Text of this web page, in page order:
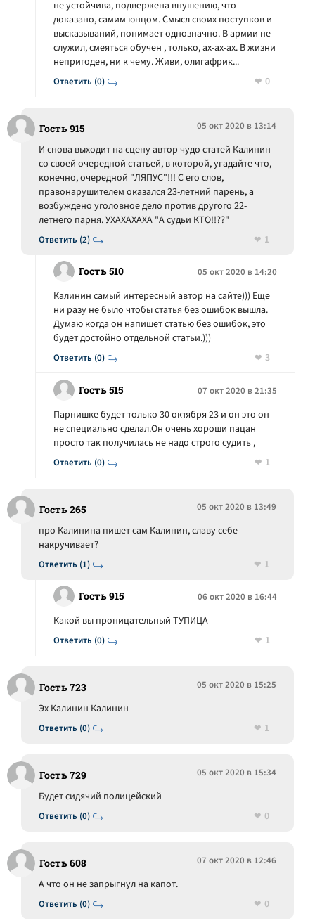
Ответить (0)
не устойчива, подвержена внушению, что
доказано, самим юнцом. Смысл своих поступков и
высказываний, понимает однозначно. В армии не
служил, смеяться обучен , только, ах-ах-ах. В жизни
непригоден, ни к чему. Живи, олигафрик...
0
Гость 915 05 окт 2020 в 13:14
Ответить (2)
И снова выходит на сцену автор чудо статей Калинин
со своей очередной статьей, в которой, угадайте что,
конечно, очередной "ЛЯПУС"!!! С его слов,
правонарушителем оказался 23-летний парень, а
возбуждено уголовное дело против другого 22-
летнего парня. УХАХАХАХА "А судьи КТО!!??"
1
Гость 510 05 окт 2020 в 14:20
Ответить (0)
Калинин самый интересный автор на сайте))) Еще
ни разу не было чтобы статья без ошибок вышла.
Думаю когда он напишет статью без ошибок, это
будет достойно отдельной статьи.)))
3
Гость 515 07 окт 2020 в 21:35
Ответить (0)
Парнишке будет только 30 октября 23 и он это он
не специально сделал.Он очень хороши пацан
просто так получилась не надо строго судить ,
1
Гость 265 05 окт 2020 в 13:49
Ответить (1)
про Калинина пишет сам Калинин, славу себе
накручивает?
1
Гость 915 06 окт 2020 в 16:44
Ответить (0)
Какой вы проницательный ТУПИЦА
1
Гость 723 05 окт 2020 в 15:25
Ответить (0)
Эх Калинин Калинин
1
Гость 729 05 окт 2020 в 15:34
Ответить (0)
Будет сидячий полицейский
0
Гость 608 07 окт 2020 в 12:46
Ответить (0)
А что он не запрыгнул на капот.
0